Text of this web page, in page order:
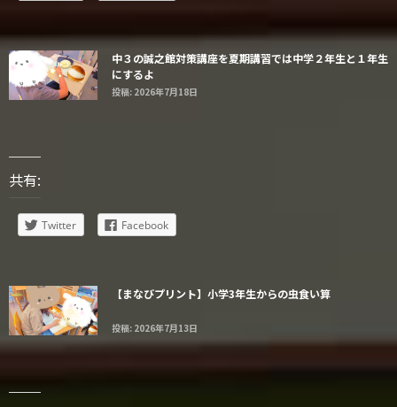
中３の誠之館対策講座を夏期講習では中学２年生と１年生
にするよ
投稿: 2026年7月18日
共有:
Twitter Facebook
【まなびプリント】小学3年生からの虫食い算
投稿: 2026年7月13日